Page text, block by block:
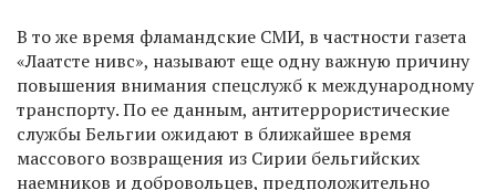
В то же время фламандские СМИ, в частности газета
«Лаатсте нивс», называют еще одну важную причину
повышения внимания спецслужб к международному
транспорту. По ее данным, антитеррористические
службы Бельгии ожидают в ближайшее время
массового возвращения из Сирии бельгийских
наемников и добровольцев, предположительно